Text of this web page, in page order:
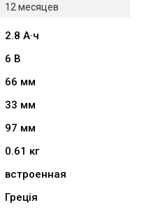
12 месяцев
2.8 А·ч
6 В
66 мм
33 мм
97 мм
0.61 кг
встроенная
Греція